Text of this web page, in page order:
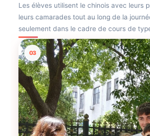
Les élèves utilisent le chinois avec leurs
leurs camarades tout au long de la
seulement dans le cadre de cours de
03